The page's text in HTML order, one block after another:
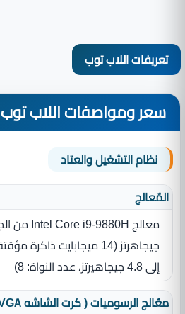
تعريفات اللاب توب
سعر ومواصفات اللاب توب
نظام التشغيل والعتاد
المٌعالج
جيجاهرتز ‏(‏14 ميجابايت
إلى 4.8 جيجاهيرتز، عدد النواة‏:‏ 8‏)‏
معُالج الرسوميات ( كرت الشاشه VGA )